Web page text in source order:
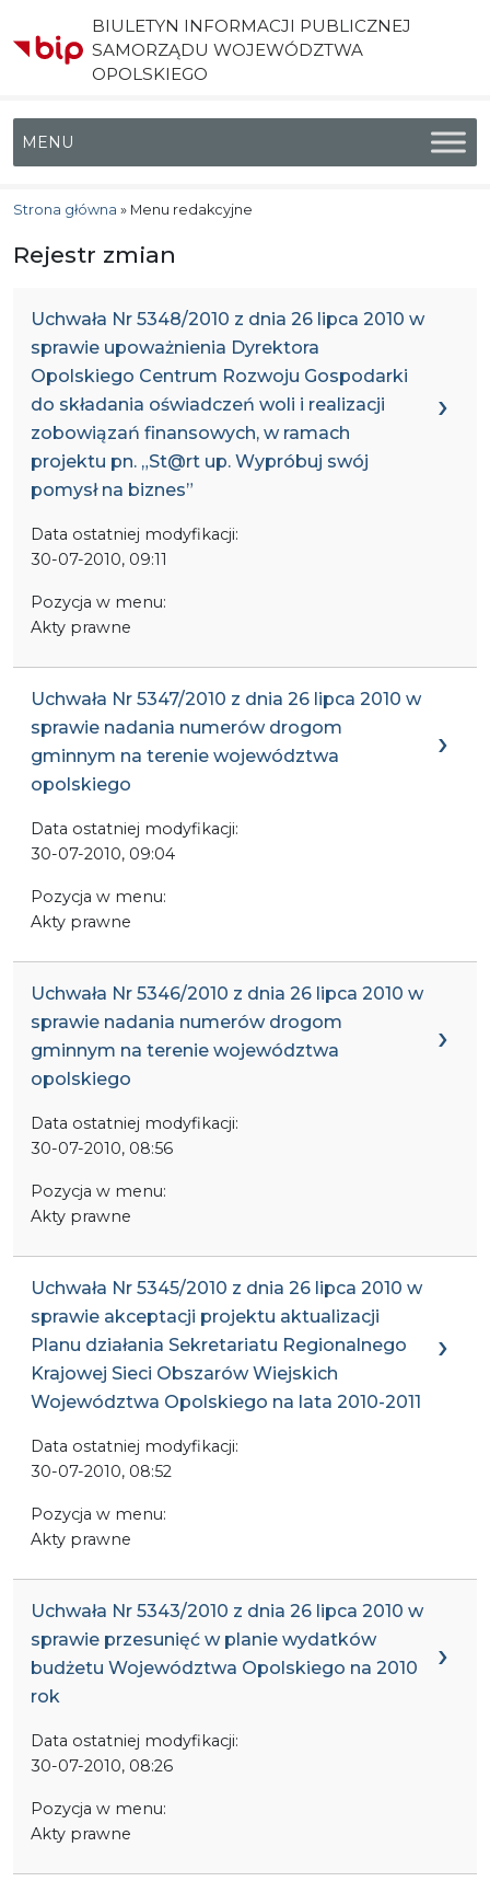
BIULETYN INFORMACJI PUBLICZNEJ
SAMORZĄDU WOJEWÓDZTWA
OPOLSKIEGO
Menu główne
Strona główna » Menu redakcyjne
Rejestr zmian
Uchwała Nr 5348/2010 z dnia 26 lipca 2010 w
sprawie upoważnienia Dyrektora
Opolskiego Centrum Rozwoju Gospodarki
do składania oświadczeń woli i realizacji
zobowiązań finansowych, w ramach
projektu pn. „St@rt up. Wypróbuj swój
pomysł na biznes”
Data ostatniej modyfikacji:
30-07-2010, 09:11
Pozycja w menu:
Akty prawne
Uchwała Nr 5347/2010 z dnia 26 lipca 2010 w
sprawie nadania numerów drogom
gminnym na terenie województwa
opolskiego
Data ostatniej modyfikacji:
30-07-2010, 09:04
Pozycja w menu:
Akty prawne
Uchwała Nr 5346/2010 z dnia 26 lipca 2010 w
sprawie nadania numerów drogom
gminnym na terenie województwa
opolskiego
Data ostatniej modyfikacji:
30-07-2010, 08:56
Pozycja w menu:
Akty prawne
Uchwała Nr 5345/2010 z dnia 26 lipca 2010 w
sprawie akceptacji projektu aktualizacji
Planu działania Sekretariatu Regionalnego
Krajowej Sieci Obszarów Wiejskich
Województwa Opolskiego na lata 2010-2011
Data ostatniej modyfikacji:
30-07-2010, 08:52
Pozycja w menu:
Akty prawne
Uchwała Nr 5343/2010 z dnia 26 lipca 2010 w
sprawie przesunięć w planie wydatków
budżetu Województwa Opolskiego na 2010
rok
Data ostatniej modyfikacji:
30-07-2010, 08:26
Pozycja w menu:
Akty prawne